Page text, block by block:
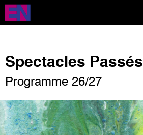
Aller
contenu
Spectacles Passés
Programme 26/27